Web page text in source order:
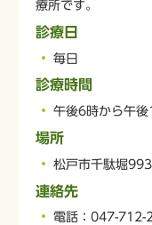
療所です。
診療日
毎日
診療時間
午後6時から午
場所
松戸市千駄堀993
連絡先
電話：047-712-